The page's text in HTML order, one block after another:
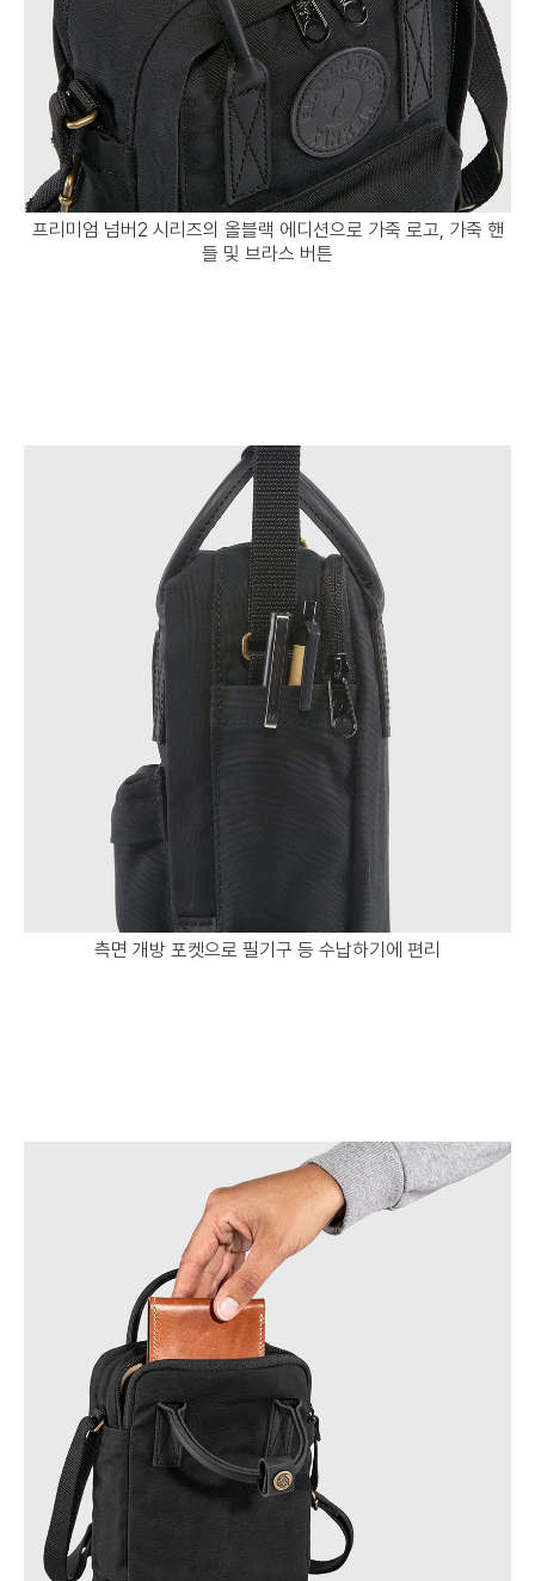
프리미엄 넘버2 시리즈의 올블랙 에디션으로 가죽 로고, 가죽 핸
들 및 브라스 버튼
측면 개방 포켓으로 필기구 등 수납하기에 편리